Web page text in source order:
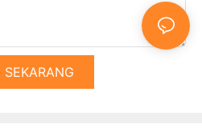
SEKARANG